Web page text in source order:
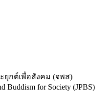
ยุกต์เพื่อสังคม (จพส)
Buddism for Society (JPBS)